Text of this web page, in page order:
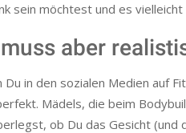
sein möchtest und es
aber
Du in den sozialen Medien auf
Mädels, die beim
ob Du das Gesicht